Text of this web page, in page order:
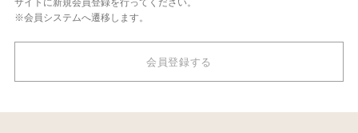
※会員システムへ遷移します。
会員登録する